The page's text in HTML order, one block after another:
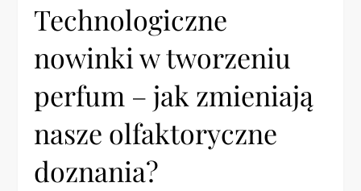
Technologiczne
nowinki w tworzeniu
perfum – jak zmieniają
nasze olfaktoryczne
doznania?